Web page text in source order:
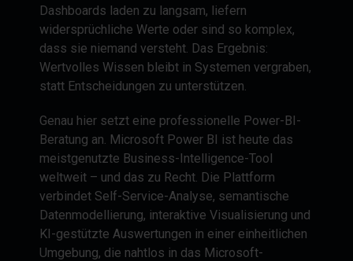
Dashboards laden zu langsam, liefern
widersprüchliche Werte oder sind so komplex,
dass sie niemand versteht. Das Ergebnis:
Wertvolles Wissen bleibt in Systemen vergraben,
statt Entscheidungen zu unterstützen.
Genau hier setzt eine professionelle Power-BI-
Beratung an. Microsoft Power BI ist heute das
meistgenutzte Business-Intelligence-Tool
weltweit – und das zu Recht. Die Plattform
verbindet Self-Service-Analyse, semantische
Datenmodellierung, interaktive Visualisierung und
KI-gestützte Auswertungen in einer einheitlichen
Umgebung, die nahtlos in das Microsoft-